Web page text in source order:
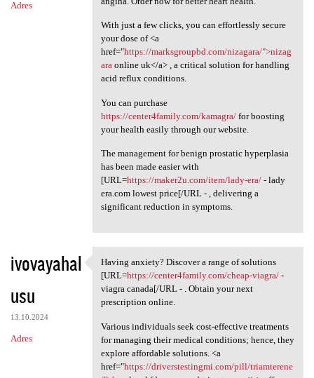
Adres
With just a few clicks, you can effortlessly secure
your dose of <a
href="https://marksgroupbd.com/nizagara/">nizag
araonline uk</a> , a critical solution for handling
acid reflux conditions.
You can purchase
https://center4family.com/kamagra/for boosting
your health easily through our website.
The management for benign prostatic hyperplasia
has been made easier with
[URL=https://maker2u.com/item/lady-era/- lady
era.com lowest price[/URL - , delivering a
significant reduction in symptoms.
ivovayahal
usu
13.10.2024
Adres
Having anxiety? Discover a
Having anxiety? Discover a range of solutions
[URL=https://center4family.com/cheap-viagra/-
viagra canada[/URL - . Obtain your next
prescription online.
Various individuals seek cost-effective treatments
for managing their medical conditions; hence, they
explore affordable solutions. <a
href="https://driverstestingmi.com/pill/triamterene